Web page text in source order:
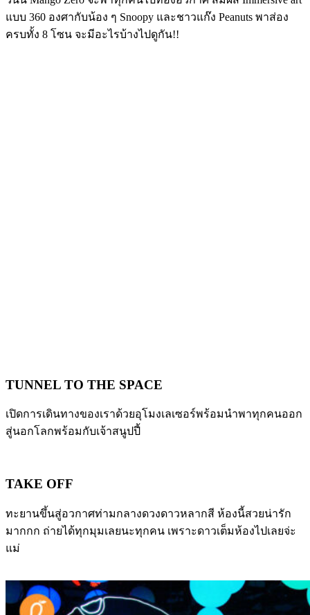
แบบ 360 องศากับน้อง ๆ Snoopy และชาวแก๊ง Peanuts พาส่อง
ครบทั้ง 8 โซน จะมีอะไรบ้างไปดูกัน!!
TUNNEL TO THE SPACE
เปิดการเดินทางของเราด้วยอุโมงเลเซอร์พร้อมนำพาทุกคนออก
สู่นอกโลกพร้อมกับเจ้าสนูปปี้
TAKE OFF
ทะยานขึ้นสู่อวกาศท่ามกลางดวงดาวหลากสี ห้องนี้สวยน่ารัก
มากกก ถ่ายได้ทุกมุมเลยนะทุกคน เพราะดาวเต็มห้องไปเลยจ่ะ
แม่